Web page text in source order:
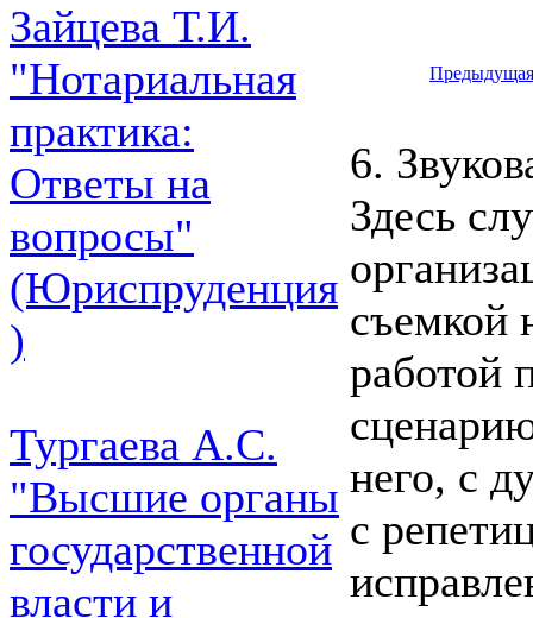
Зайцева Т.И.
"Нотариальная
практика:
Ответы на
вопросы"
(Юриспруденция
)
Тургаева А.С.
"Высшие органы
государственной
власти и
Предыдущая
6.
Здесь
съемкой
работой
него, с
с